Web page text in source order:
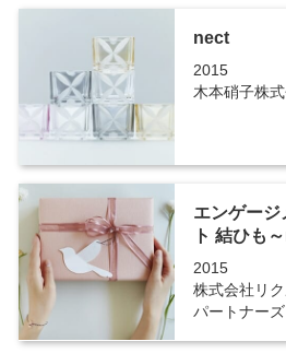
nect
2015
木本硝子株
エンゲージ
ト 結ひも
2015
株式会社リ
パートナーズ